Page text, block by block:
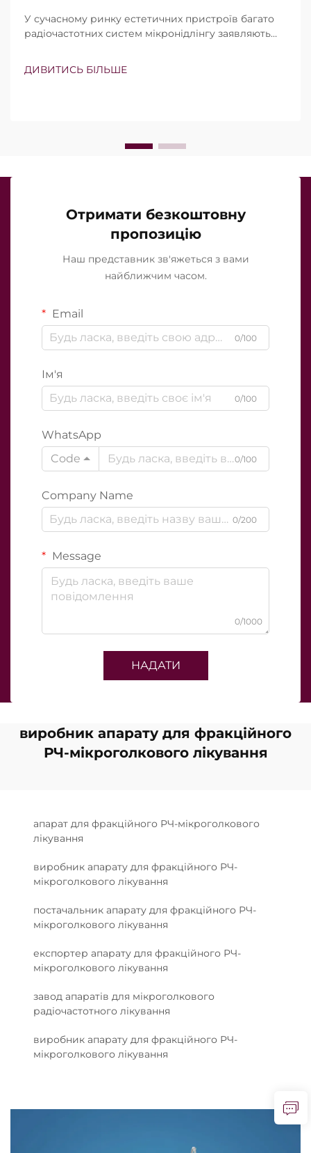
У сучасному ринку естетичних пристроїв багато
радіочастотних систем мікронідлінгу заявляють
в тому, чи існують ці функції, а в тому, наскільки
ДИВИТИСЬ БІЛЬШЕ
Отримати безкоштовну
пропозицію
Наш представник зв'яжеться з вами
найближчим часом.
Email
0/100
Ім'я
0/100
WhatsApp
Code
0/100
Company Name
0/200
Message
0/1000
НАДАТИ
виробник апарату для фракційного
РЧ-мікроголкового лікування
апарат для фракційного РЧ-мікроголкового
лікування
виробник апарату для фракційного РЧ-
мікроголкового лікування
постачальник апарату для фракційного РЧ-
мікроголкового лікування
експортер апарату для фракційного РЧ-
мікроголкового лікування
завод апаратів для мікроголкового
радіочастотного лікування
виробник апарату для фракційного РЧ-
мікроголкового лікування